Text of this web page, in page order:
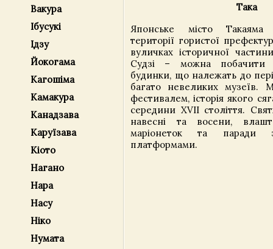
Вакура
Ібусукі
Ідзу
Йокогама
Кагошіма
Камакура
Канадзава
Каруїзава
Кіото
Нагано
Нара
Насу
Ніко
Нумата
Така
Японське місто
території гористої
вуличках історичної
Судзі – можна побачити
будинки, що належать до
багато невеликих музеїв.
фестивалем, історія якого
середини XVII століття.
навесні та восени,
маріонеток та паради
платформами.